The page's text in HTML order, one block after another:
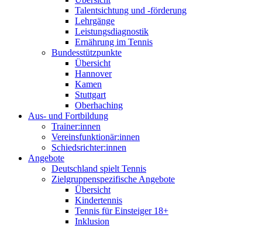
Talentsichtung und -förderung
Lehrgänge
Leistungsdiagnostik
Ernährung im Tennis
Bundesstützpunkte
Übersicht
Hannover
Kamen
Stuttgart
Oberhaching
Aus- und Fortbildung
Trainer:innen
Vereinsfunktionär:innen
Schiedsrichter:innen
Angebote
Deutschland spielt Tennis
Zielgruppenspezifische Angebote
Übersicht
Kindertennis
Tennis für Einsteiger 18+
Inklusion